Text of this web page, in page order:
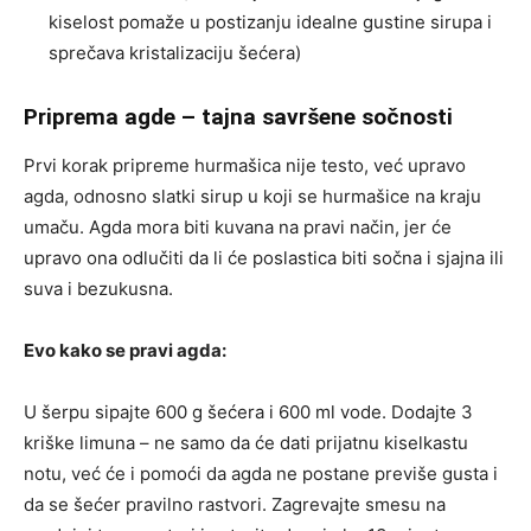
kiselost pomaže u postizanju idealne gustine sirupa i
sprečava kristalizaciju šećera)
Priprema agde – tajna savršene sočnosti
Prvi korak pripreme hurmašica nije testo, već upravo
agda, odnosno slatki sirup u koji se hurmašice na kraju
umaču. Agda mora biti kuvana na pravi način, jer će
upravo ona odlučiti da li će poslastica biti sočna i sjajna ili
suva i bezukusna.
Evo kako se pravi agda:
U šerpu sipajte 600 g šećera i 600 ml vode. Dodajte 3
kriške limuna – ne samo da će dati prijatnu kiselkastu
notu, već će i pomoći da agda ne postane previše gusta i
da se šećer pravilno rastvori. Zagrevajte smesu na